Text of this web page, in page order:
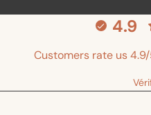
4.9
Customers rate us